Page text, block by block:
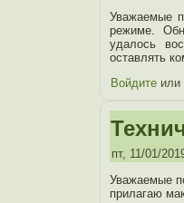
Уважаемые
режиме.
удалось
оставлять
Войдите или
пт, 11/01/
Уважаемые
прилагаю